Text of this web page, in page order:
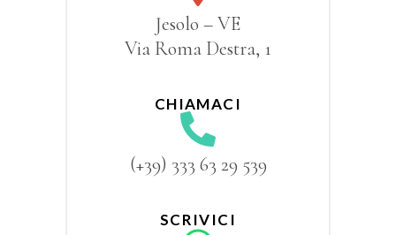
Jesolo – VE
Via Roma Destra, 1
CHIAMACI
(+39) 333 63 29 539
SCRIVICI